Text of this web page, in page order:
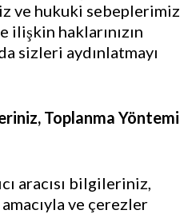
ve hukuki sebeplerimiz
haklarınızın
sizleri aydınlatmayı
Toplanma Yöntemi
aracısı bilgileriniz,
ve çerezler